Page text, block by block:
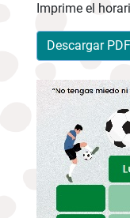
Imprime el
Descargar PDF